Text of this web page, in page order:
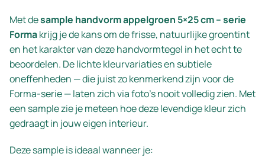
Met desample handvorm appelgroen 5×25 cm – serie
Formakrijg je de kans om de frisse, natuurlijke groen­tint
en het karakter van deze handvormtegel in het echt te
beoordelen. De lichte kleurvariaties en subtiele
oneffenheden — die juist zo kenmerkend zijn voor de
Forma-serie — laten zich via foto’s nooit volledig zien. Met
een sample zie je meteen hoe deze levendige kleur zich
gedraagt in jouw eigen interieur.
Deze sample is ideaal wanneer je: